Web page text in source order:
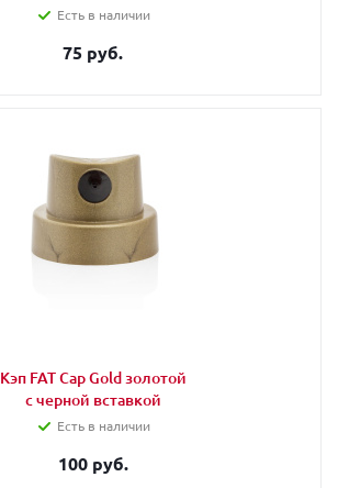
Есть в наличии
75 руб.
Кэп FAT Cap Gold золотой
с черной вставкой
Есть в наличии
100 руб.